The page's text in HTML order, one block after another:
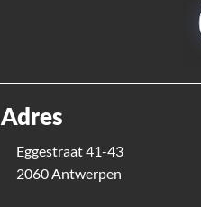
Adres
Eggestraat 41-43
2060 Antwerpen